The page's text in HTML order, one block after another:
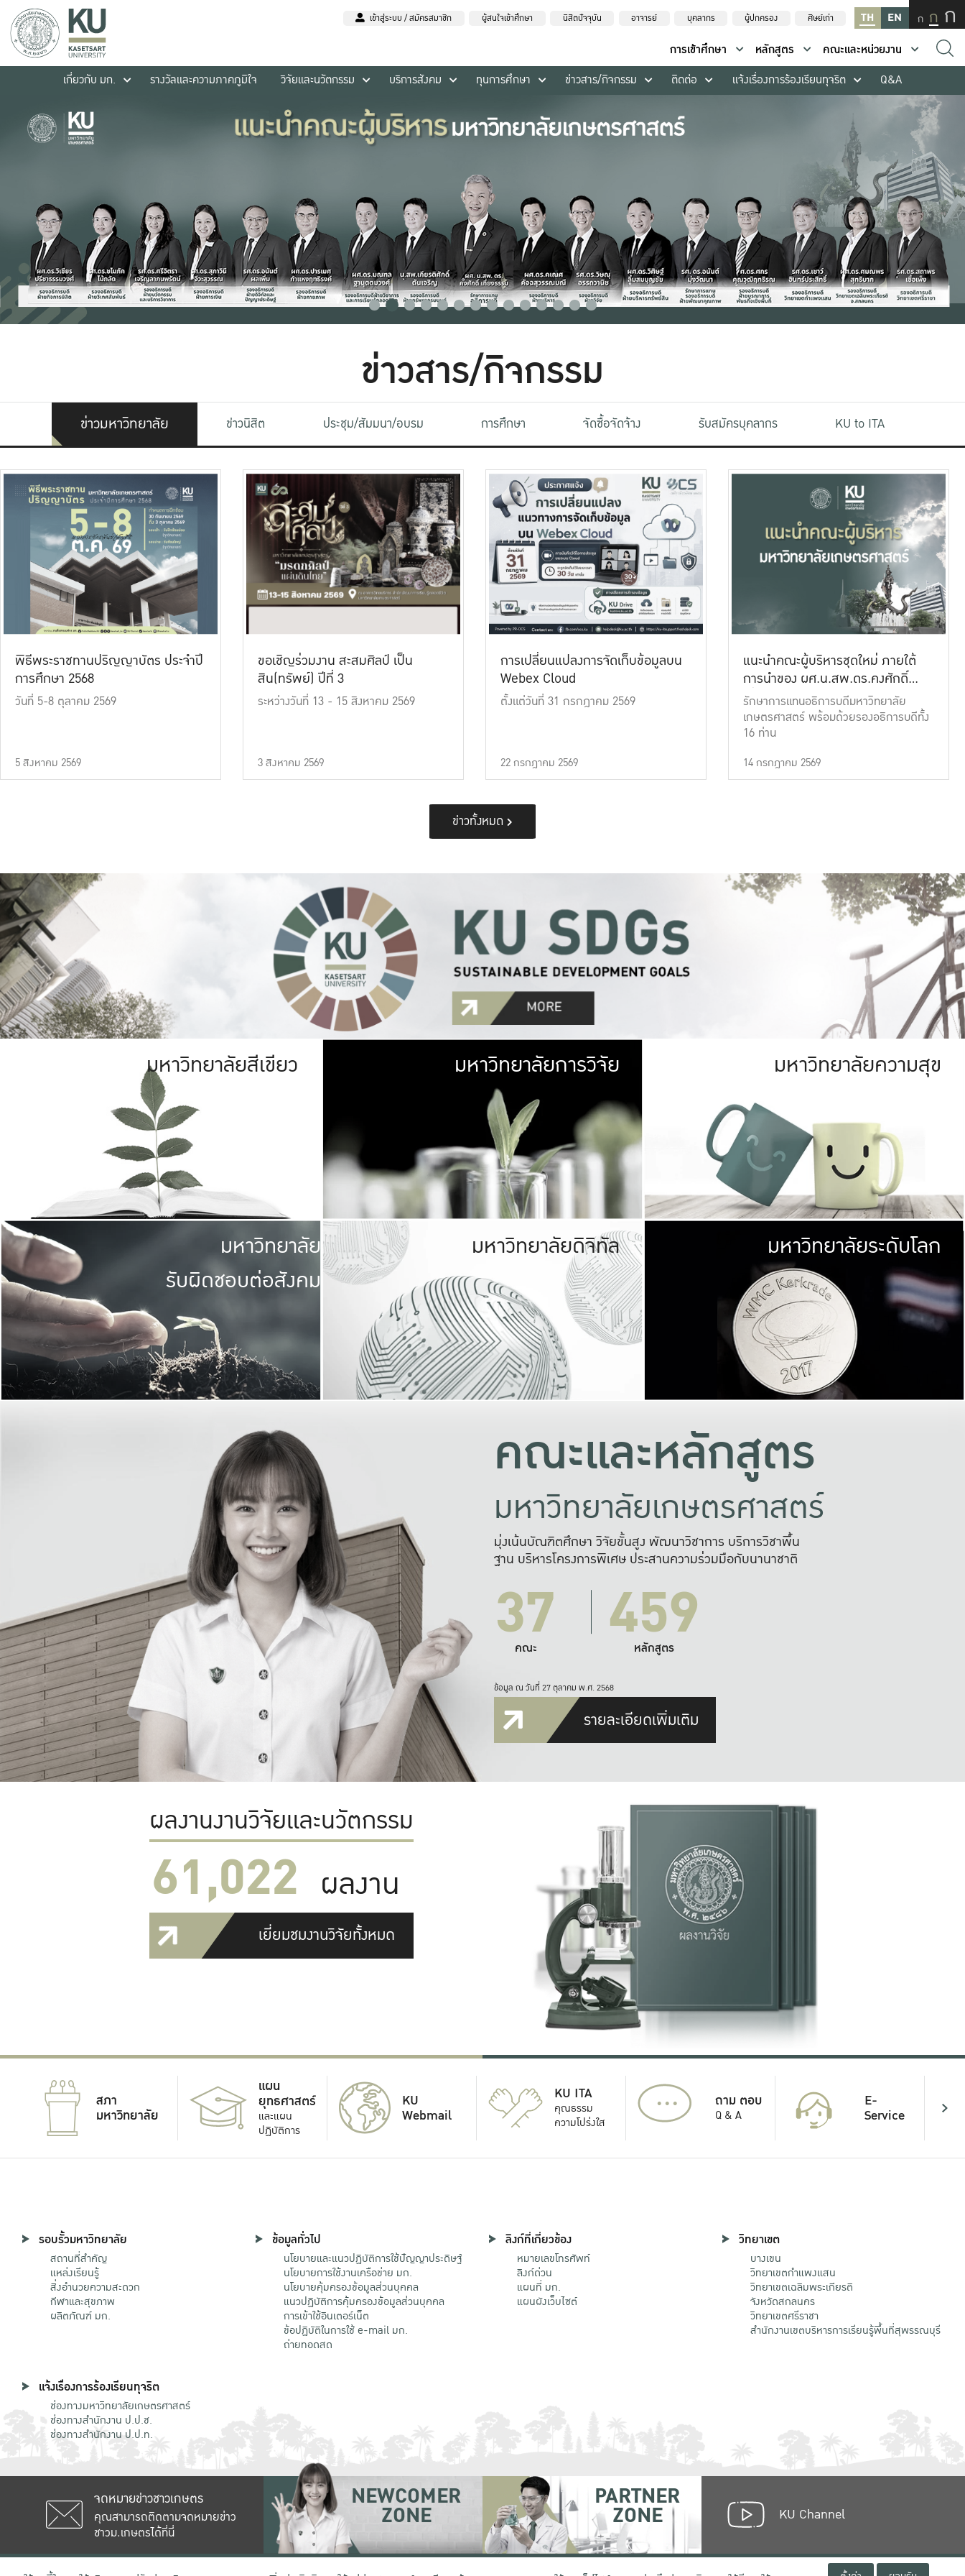
เข้าสู่ระบบ / สมัครสมาชิก ผู้สนใจเข้าศึกษา นิสิตปัจจุบัน อาจารย์ บุคลากร ผู้ปกครอง ศิษย์เก่า TH EN ก ก ก
การเข้าศึกษา หลักสูตร
คณะและหน่วยงาน
เกี่ยวกับ มก.
รางวัลและความภาคภูมิใจ วิจัยและนวัตกรรม บริการสังคม ทุนการศึกษา ข่าวสาร/กิจกรรม ติดต่อ แจ้งเรื่องการร้องเรียนทุจริต Q&A
ข่าวสาร/กิจกรรม
ข่าวมหาวิทยาลัย ข่าวนิสิต ประชุม/สัมมนา/อบรม การศึกษา จัดซื้อจัดจ้าง รับสมัครบุคลากร KU to ITA
พิธีพระราชทานปริญญาบัตร ประจำปี
การศึกษา 2568
วันที่ 5-8 ตุลาคม 2569
5 สิงหาคม 2569
ขอเชิญร่วมงาน สะสมศิลป์ เป็น
สิน(ทรัพย์) ปีที่ 3
ระหว่างวันที่ 13 - 15 สิงหาคม 2569
3 สิงหาคม 2569
การเปลี่ยนแปลงการจัดเก็บข้อมูลบน
Webex Cloud
ตั้งแต่วันที่ 31 กรกฎาคม 2569
22 กรกฎาคม 2569
แนะนำคณะผู้บริหารชุดใหม่ ภายใต้
การนำของ ผศ.น.สพ.ดร.คงศักดิ์
เที่ยงธรรม
รักษาการแทนอธิการบดีมหาวิทยาลัย
เกษตรศาสตร์ พร้อมด้วยรองอธิการบดีทั้ง
16 ท่าน
14 กรกฎาคม 2569
ข่าวทั้งหมด
มหาวิทยาลัยสีเขียว มหาวิทยาลัย
เกษตรศาสตร์ มีพื้นที่เขียวสดใส หนาแน่น
เป็นป่าในเมือง (URBAN FOREST)
เกษตรในเมือง (URBAN AGRICULTURE)
ที่นับรวมกันได้ประมาณ 1,400 ไร่
มหาวิทยาลัยการวิจัย มหาวิทยาลัย
ให้กับประชาชน
มหาวิทยาลัยความสุข
มหาวิทยาลัย
รับผิดชอบต่อสังคม
มหาวิทยาลัยรับผิดชอบต่อสังคม
ร่วมมือกับชุมชน เพื่อความกินดีอยู่ดี
และความสุขอย่างยั่งยืน
มองปัญหาในภาพกว้าง
แก้ไขจากปัญหาจุดเล็กๆ
มหาวิทยาลัยดิจิทัล มหาวิทยา
พร้อมที่จ
และผลักดันในการใช้ระบบส
เพื่อการทำงานแ
มหาวิทยาลัยระดับโลก
คณะและหลักสูตร
มหาวิทยาลัยเกษตรศาสตร์
มุ่งเน้นบัณฑิตศึกษา วิจัยขั้นสูง พัฒนาวิชาการ บริการวิชาพื้น
ฐาน บริหารโครงการพิเศษ ประสานความร่วมมือกับนานาชาติ
37
คณะ 459
หลักสูตร
ข้อมูล ณ วันที่ 27 ตุลาคม พ.ศ. 2568
รายละเอียดเพิ่มเติม
ผลงานงานวิจัยและนวัตกรรม
61,022 ผลงาน
เยี่ยมชมงานวิจัยทั้งหมด
สภา
มหาวิทยาลัย
แผน
ยุทธศาสตร์
และแผน
ปฏิบัติการ
KU
Webmail
KU ITA
คุณธรรม
ความโปร่งใส
... ถาม ตอบ
Q & A
E-
Service
รอบรั้วมหาวิทยาลัย
สถานที่สำคัญ
แหล่งเรียนรู้
สิ่งอำนวยความสะดวก
กีฬาและสุขภาพ
ผลิตภัณฑ์ มก.
ข้อมูลทั่วไป
นโยบายและแนวปฏิบัติการใช้ปัญญาประดิษฐ์
นโยบายการใช้งานเครือข่าย มก.
นโยบายคุ้มครองข้อมูลส่วนบุคคล
แนวปฏิบัติการคุ้มครองข้อมูลส่วนบุคคล
การเข้าใช้อินเตอร์เน็ต
ข้อปฏิบัติในการใช้ e-mail มก.
ถ่ายทอดสด
ลิงก์ที่เกี่ยวข้อง
หมายเลขโทรศัพท์
ลิงก์ด่วน
แผนที่ มก.
แผนผังเว็บไซต์
วิทยาเขต
บางเขน
วิทยาเขตกําแพงแสน
วิทยาเขตเฉลิมพระเกียรติ
จังหวัดสกลนคร
วิทยาเขตศรีราชา
สำนักงานเขตบริหารการเรียนรู้พื้นที่สุพรรณบุรี
แจ้งเรื่องการร้องเรียนทุจริต
ช่องทางมหาวิทยาลัยเกษตรศาสตร์
ช่องทางสำนักงาน ป.ป.ช.
ช่องทางสำนักงาน ป.ป.ท.
จดหมายข่าวชาวเกษตร
คุณสามารถติดตามจดหมายข่าว
ชาวม.เกษตรได้ที่นี่
NEWCOMER
ZONE
PARTNER
ZONE KU Channel